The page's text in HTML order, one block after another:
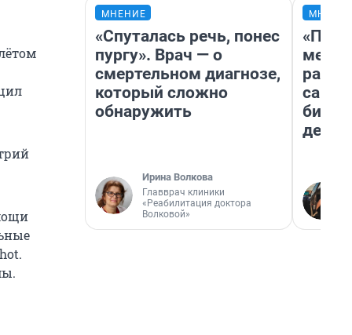
МНЕНИЕ
«Спуталась речь, понес
пургу». Врач — о
смертельном диагнозе,
который сложно
обнаружить
Ирина Волкова
Главврач клиники
«Реабилитация доктора
Волковой»